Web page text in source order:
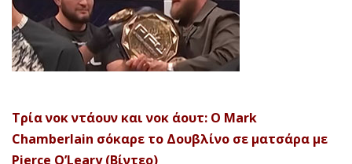
Τρία νοκ ντάουν και νοκ άουτ: Ο Mark
Chamberlain σόκαρε το Δουβλίνο σε ματσάρα με
Pierce O’Leary (Βίντεο)